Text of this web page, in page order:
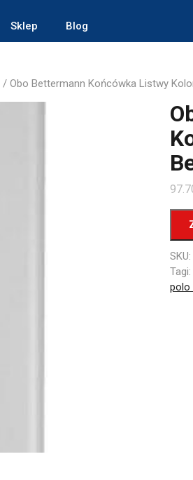
Sklep Blog
/ Obo Bettermann Końcówka Listwy
SKU:
Tagi:
polo